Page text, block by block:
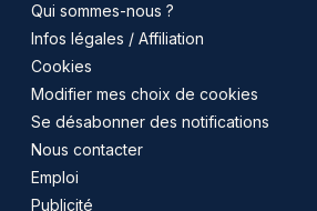
Qui sommes-nous ?
Infos légales / Affiliation
Cookies
Modifier mes choix de cookies
Se désabonner des notifications
Nous contacter
Emploi
Publicité